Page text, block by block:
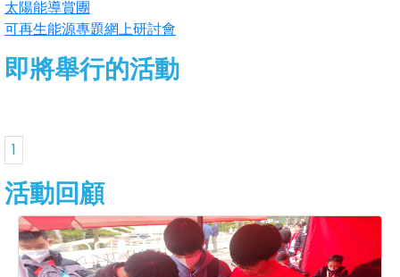
太陽能導賞團
可再生能源專題網上研討會
即將舉行的活動
1
活動回顧